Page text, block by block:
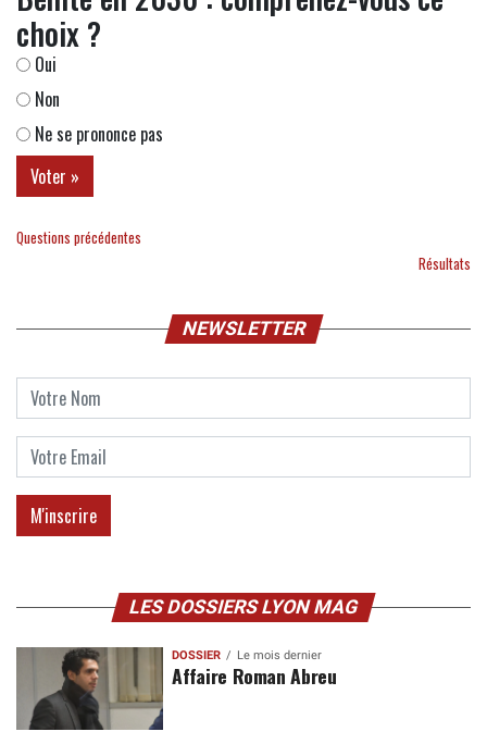
choix ?
Oui
Non
Ne se prononce pas
Questions précédentes
Résultats
NEWSLETTER
LES DOSSIERS LYON MAG
DOSSIER Le mois dernier
Affaire Roman Abreu